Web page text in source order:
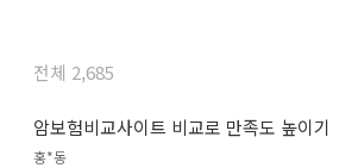
전체 2,685
암보험비교사이트 비교로 만족도 높이기
홍*동